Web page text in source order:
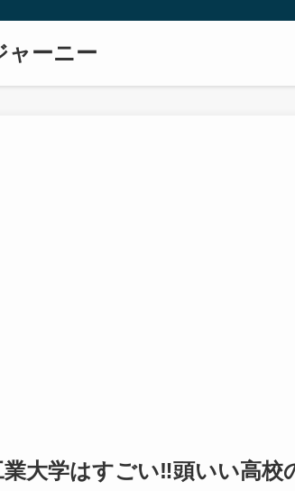
ャーニー
大学はすごい‼頭いい高校